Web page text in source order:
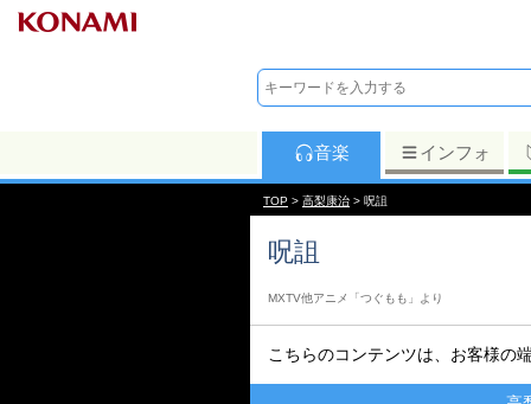
音楽 インフォ
TOP > 高梨康治 > 呪詛
呪詛
MXTV他アニメ「つぐもも」より
こちらのコンテンツは、お客様の